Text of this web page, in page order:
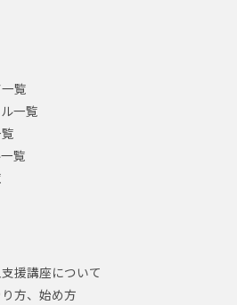
覧
一覧
覧
援講座について
方、始め方